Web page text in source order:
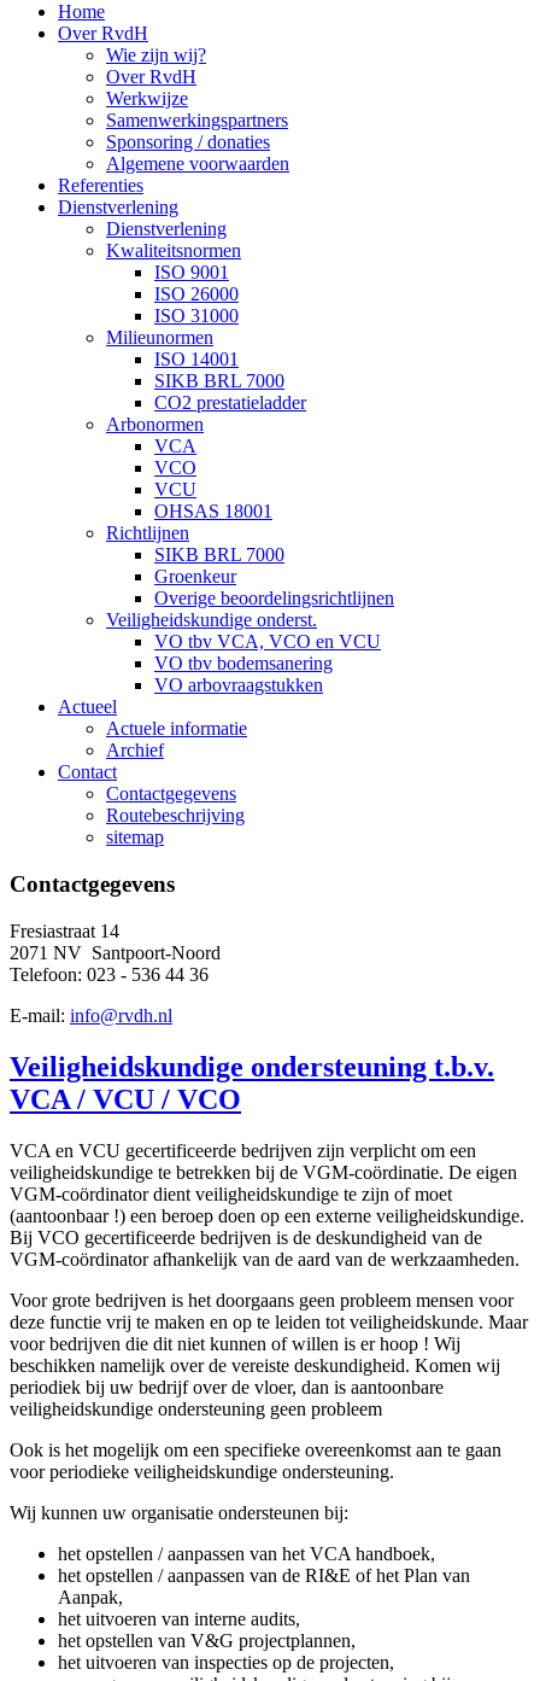
Home
Over RvdH
Wie zijn wij?
Over RvdH
Werkwijze
Samenwerkingspartners
Sponsoring / donaties
Algemene voorwaarden
Referenties
Dienstverlening
Dienstverlening
Kwaliteitsnormen
ISO 9001
ISO 26000
ISO 31000
Milieunormen
ISO 14001
SIKB BRL 7000
CO2 prestatieladder
Arbonormen
VCA
VCO
VCU
OHSAS 18001
Richtlijnen
SIKB BRL 7000
Groenkeur
Overige beoordelingsrichtlijnen
Veiligheidskundige onderst.
VO tbv VCA, VCO en VCU
VO tbv bodemsanering
VO arbovraagstukken
Actueel
Actuele informatie
Archief
Contact
Contactgegevens
Routebeschrijving
sitemap
Contactgegevens
Fresiastraat 14
2071 NV Santpoort-Noord
Telefoon: 023 - 536 44 36
E-mail: info@rvdh.nl
Veiligheidskundige ondersteuning t.b.v.
VCA / VCU / VCO
VCA en VCU gecertificeerde bedrijven zijn verplicht om een
veiligheidskundige te betrekken bij de VGM-coördinatie. De eigen
VGM-coördinator dient veiligheidskundige te zijn of moet
(aantoonbaar !) een beroep doen op een externe veiligheidskundige.
Bij VCO gecertificeerde bedrijven is de deskundigheid van de
VGM-coördinator afhankelijk van de aard van de werkzaamheden.
Voor grote bedrijven is het doorgaans geen probleem mensen voor
deze functie vrij te maken en op te leiden tot veiligheidskunde. Maar
voor bedrijven die dit niet kunnen of willen is er hoop ! Wij
beschikken namelijk over de vereiste deskundigheid. Komen wij
periodiek bij uw bedrijf over de vloer, dan is aantoonbare
veiligheidskundige ondersteuning geen probleem
Ook is het mogelijk om een specifieke overeenkomst aan te gaan
voor periodieke veiligheidskundige ondersteuning.
Wij kunnen uw organisatie ondersteunen bij:
het opstellen / aanpassen van het VCA handboek,
het opstellen / aanpassen van de RI&E of het Plan van
Aanpak,
het uitvoeren van interne audits,
het opstellen van V&G projectplannen,
het uitvoeren van inspecties op de projecten,